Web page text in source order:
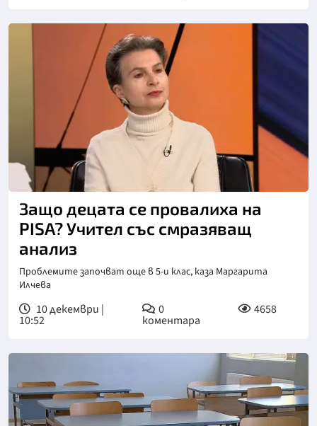
Защо децата се провалиха на
PISA? Учител със смразяващ
анализ
Проблемите започват още в 5-и клас, каза Маргарита
Илчева
10 декември |
10:52
0
коментара
4658